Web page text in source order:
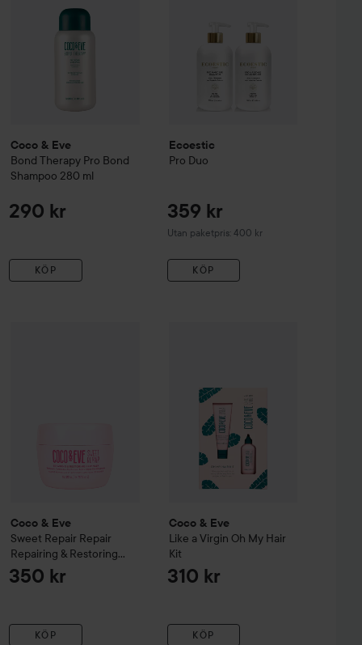
Coco & Eve
Bond Therapy Pro Bond
Shampoo 280 ml
290 kr
KÖP
Ecoestic
Pro Duo
359 kr
Utan paketpris: 400 kr
KÖP
Coco & Eve
Sweet Repair Repair
Repairing & Restoring
Hair Masque
350 kr
KÖP
Coco & Eve
Like a Virgin Oh My Hair
Kit
310 kr
KÖP